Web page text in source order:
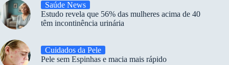
Saúde News
Estudo revela que 56% das mulheres acima de 40
têm incontinência urinária
Cuidados da Pele
Pele sem Espinhas e macia mais rápido